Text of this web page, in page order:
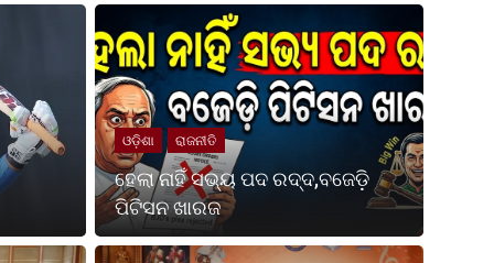
ଓଡ଼ିଶା ରାଜନୀତି
ହେଲା ନାହିଁ ସଭ୍ୟ ପଦ ରଦ୍ଦ,ବଜେଡ଼ି
ପିଟିସନ ଖାରଜ